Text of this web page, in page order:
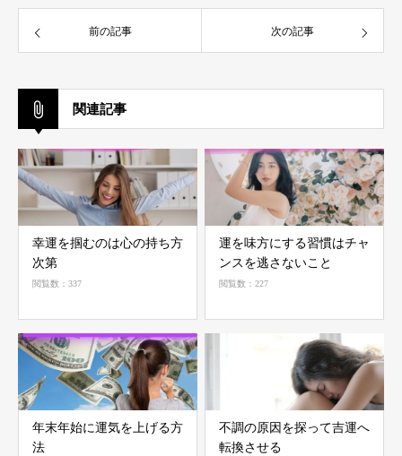
前の記事 次の記事
関連記事
幸運を掴むのは心の持ち方
次第
閲覧数：337
運を味方にする習慣はチャ
ンスを逃さないこと
閲覧数：227
年末年始に運気を上げる方
法
不調の原因を探って吉運へ
転換させる